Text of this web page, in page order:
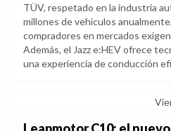
TÜV, respetado en la industria
millones de vehículos
compradores en mercados
Además, el Jazz e:HEV ofrece
una experiencia de conducción